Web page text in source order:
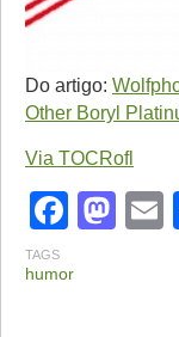
Do artigo:
Other Boryl
Via TOCRofl
TAGS
humor